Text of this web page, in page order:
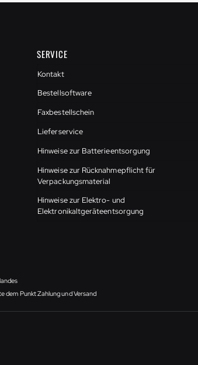
SERVICE
Kontakt
Bestellsoftware
Faxbestellschein
Lieferservice
Hinweise zur Batterieentsorgung
Hinweise zur Rücknahmepflicht für
Verpackungsmaterial
Hinweise zur Elektro- und
Elektronikaltgeräteentsorgung
dem Punkt Zahlung und Versand